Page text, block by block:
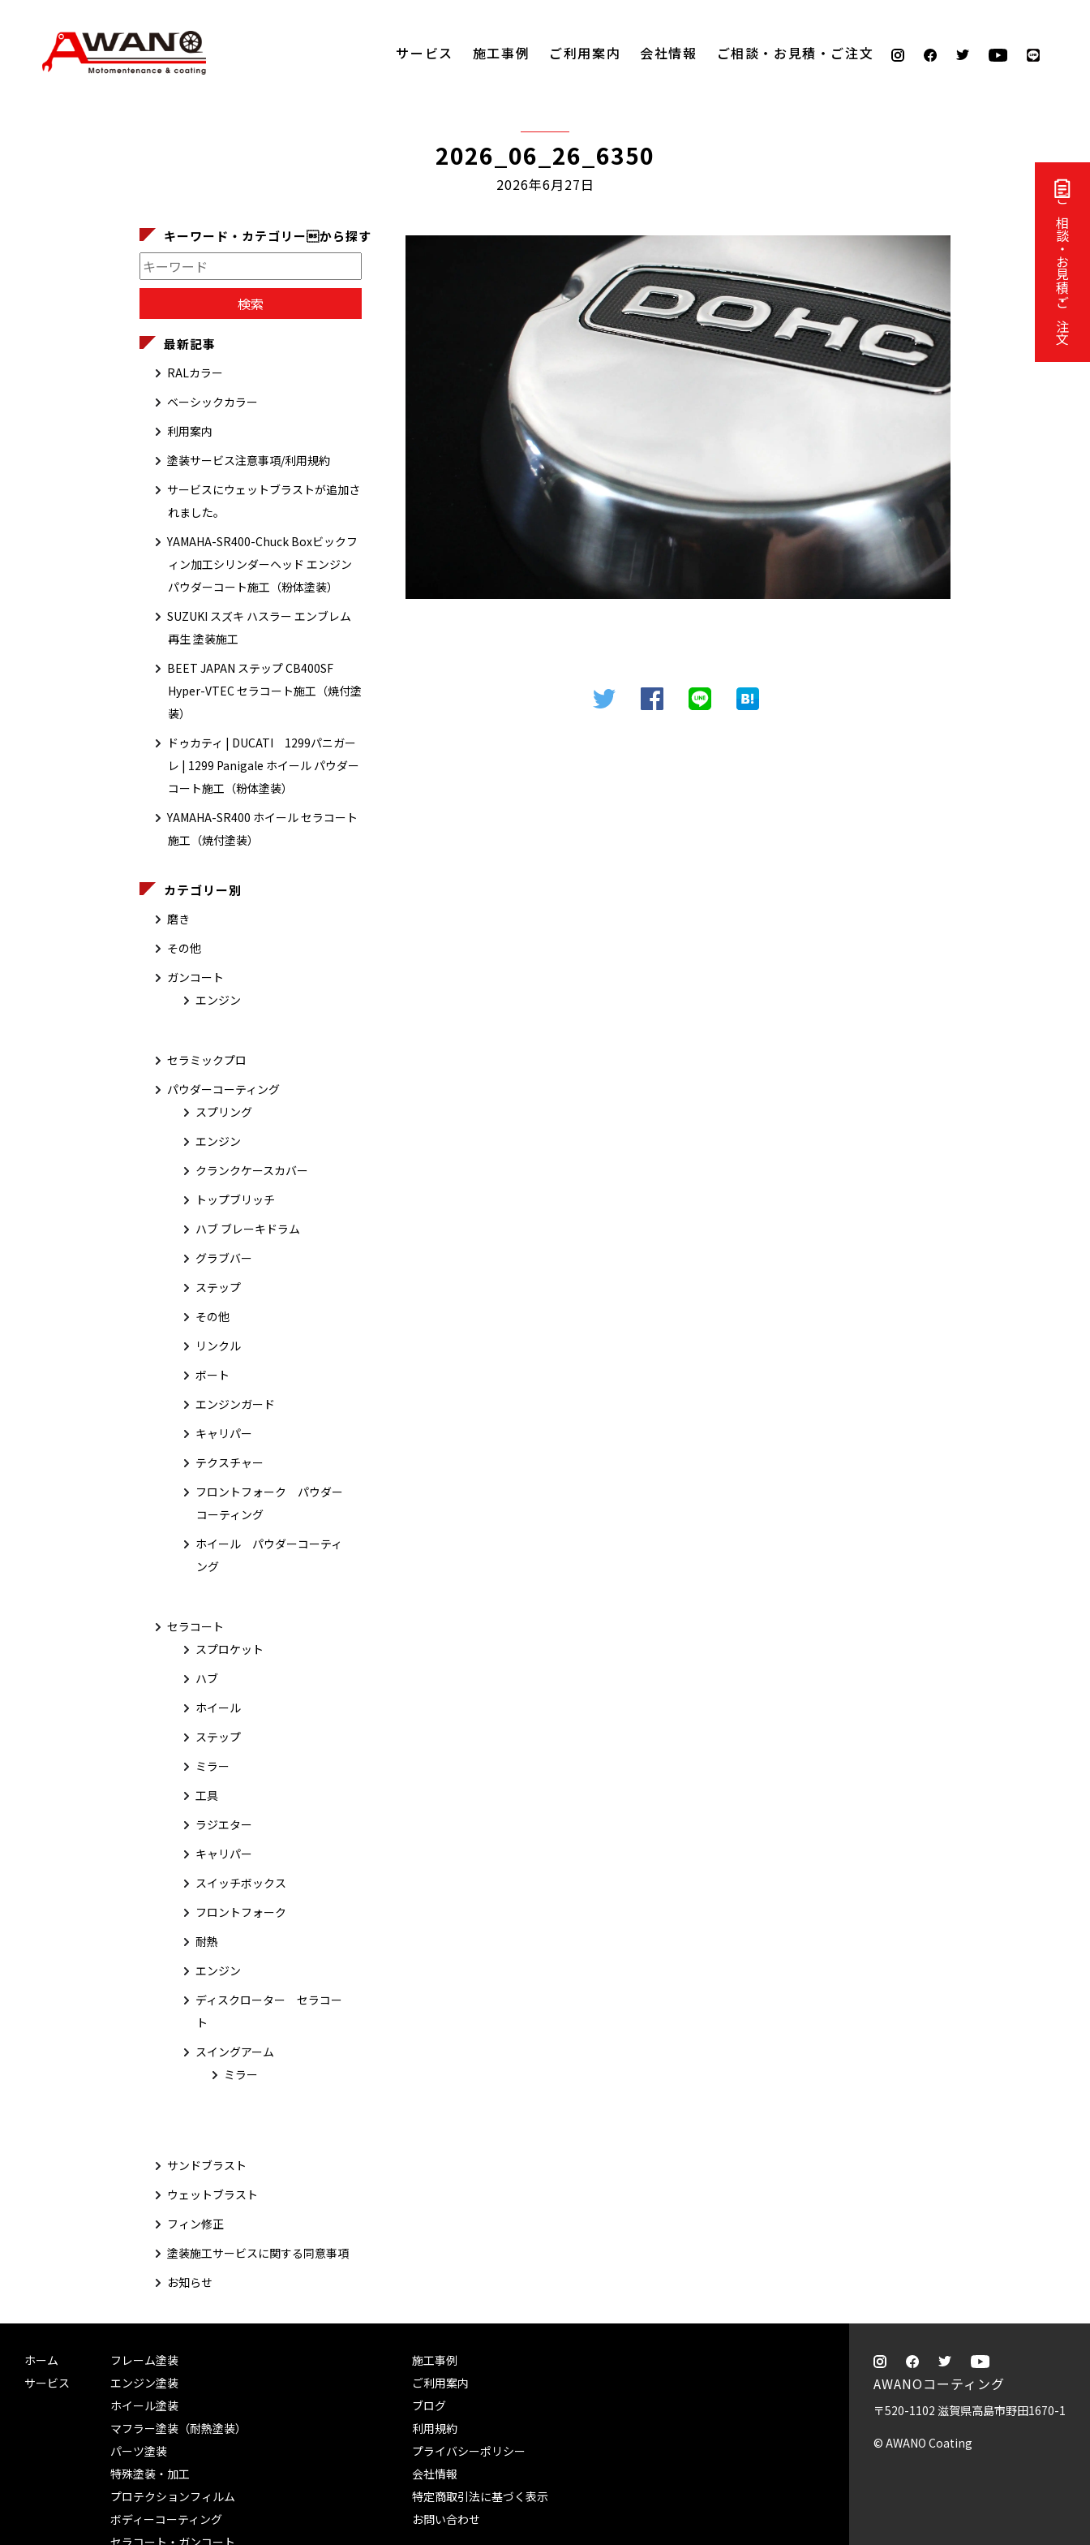
ご相談・お見積・ご注文
サービス 施工事例 ご利用案内 会社情報 ご相談・お見積・ご注文
2026_06_26_6350
2026年6月27日
キーワード・カテゴリーから探す
最新記事
RALカラー
ベーシックカラー
利用案内
塗装サービス注意事項/利用規約
サービスにウェットブラストが追加さ
れました。
YAMAHA-SR400-Chuck Boxビックフ
ィン加工シリンダーヘッド エンジン
パウダーコート施工（粉体塗装）
SUZUKI スズキ ハスラー エンブレム
再生 塗装施工
BEET JAPAN ステップ CB400SF
Hyper-VTEC セラコート施工（焼付塗
装）
ドゥカティ | DUCATI 1299パニガー
レ | 1299 Panigale ホイール パウダー
コート施工（粉体塗装）
YAMAHA-SR400 ホイール セラコート
施工（焼付塗装）
カテゴリー別
磨き
その他
ガンコート
エンジン
セラミックプロ
パウダーコーティング
スプリング
エンジン
クランクケースカバー
トップブリッチ
ハブ ブレーキドラム
グラブバー
ステップ
その他
リンクル
ボート
エンジンガード
キャリパー
テクスチャー
フロントフォーク パウダー
コーティング
ホイール パウダーコーティ
ング
セラコート
スプロケット
ハブ
ホイール
ステップ
ミラー
工具
ラジエター
キャリパー
スイッチボックス
フロントフォーク
耐熱
エンジン
ディスクローター セラコー
ト
スイングアーム
ミラー
サンドブラスト
ウェットブラスト
フィン修正
塗装施工サービスに関する同意事項
お知らせ
ホーム
サービス
フレーム塗装
エンジン塗装
ホイール塗装
マフラー塗装（耐熱塗装）
パーツ塗装
特殊塗装・加工
プロテクションフィルム
ボディーコーティング
セラコート・ガンコート
施工事例
ご利用案内
ブログ
利用規約
プライバシーポリシー
会社情報
特定商取引法に基づく表示
お問い合わせ
AWANOコーティング
〒520-1102 滋賀県高島市野田1670-1
© AWANO Coating